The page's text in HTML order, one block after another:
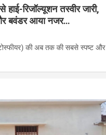
रिजॉल्यूशन तस्वीर जारी,
बवंडर आया नजर…
की अब तक की सबसे स्पष्ट और